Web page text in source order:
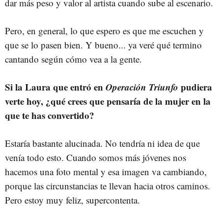
dar más peso y valor al artista cuando sube al escenario.
Pero, en general, lo que espero es que me escuchen y
que se lo pasen bien. Y bueno... ya veré qué termino
cantando según cómo vea a la gente.
Si la Laura que entró enOperación Triunfo pudiera
verte hoy, ¿qué crees que pensaría de la mujer en la
que te has convertido?
Estaría bastante alucinada. No tendría ni idea de que
venía todo esto. Cuando somos más jóvenes nos
hacemos una foto mental y esa imagen va cambiando,
porque las circunstancias te llevan hacia otros caminos.
Pero estoy muy feliz, supercontenta.